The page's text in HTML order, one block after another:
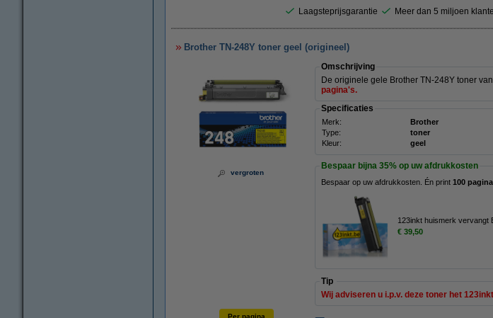
Laagsteprijsgarantie Meer dan 5 miljoen
Brother TN-248Y toner geel (origineel)
vergroten
Omschrijving
De originele gele Brother TN-248Y toner
pagina's.
Specificaties
Merk: Brother
Type:
toner
Kleur:
geel
Bespaar bijna 35% op uw afdrukkosten
Bespaar op uw afdrukkosten. Én print 100
123inkt huismerk vervangt
€ 39,50
Tip
Wij adviseren u i.p.v. deze toner het
Per pagina